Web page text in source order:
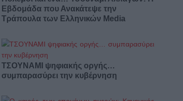
Εβδομάδα που Ανακάτεψε την
Τράπουλα των Ελληνικών Media
ΤΣΟΥΝΑΜΙ ψηφιακής οργής…
συμπαρασύρει την κυβέρνηση